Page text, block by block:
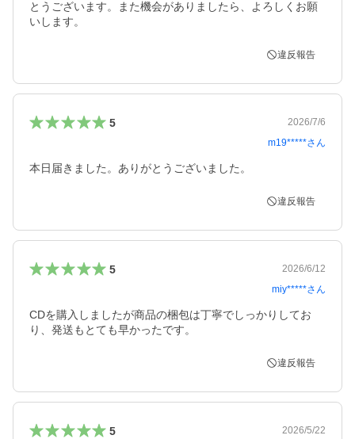
とうございます。また機会がありましたら、よろしくお願
いします。
違反報告
5
2026/7/6
m19*****さん
本日届きました。ありがとうございました。
違反報告
5
2026/6/12
miy*****さん
CDを購入しましたが商品の梱包は丁寧でしっかりしてお
り、発送もとても早かったです。
違反報告
5
2026/5/22